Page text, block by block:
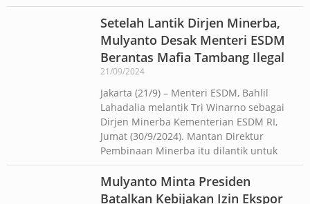
Setelah Lantik Dirjen Minerba,
Mulyanto Desak Menteri ESDM
Berantas Mafia Tambang Ilegal
21/09/2024
Jakarta (21/9) – Menteri ESDM, Bahlil
Lahadalia melantik Tri Winarno sebagai
Dirjen Minerba Kementerian ESDM RI,
Jumat (30/9/2024). Mantan Direktur
Pembinaan Minerba itu dilantik untuk
Mulyanto Minta Presiden
Batalkan Kebijakan Izin Ekspor